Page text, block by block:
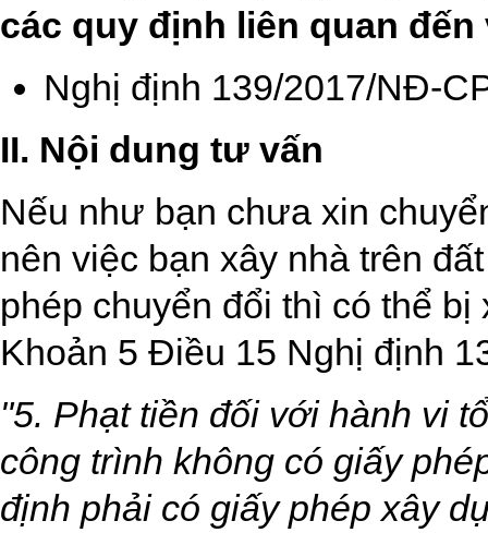
các quy định liên quan đến
Nghị định 139/2017/NĐ-
II. Nội dung tư vấn
Nếu như bạn chưa xin
nên việc bạn xây nhà trên
phép chuyển đổi thì có thể
Khoản 5 Điều 15 Nghị định
"5. Phạt tiền đối với hành vi
công trình không có giấy
định phải có giấy phép xây